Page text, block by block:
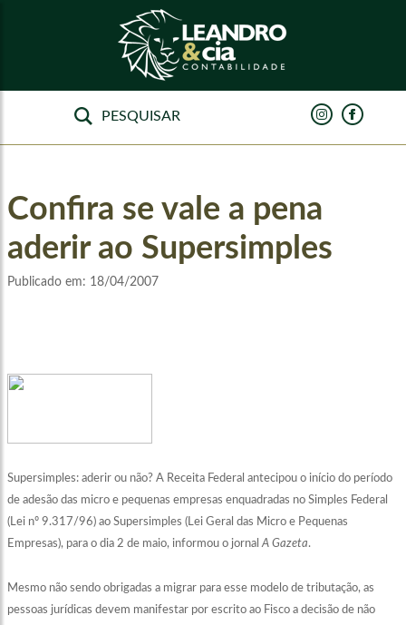
Confira se vale a pena
aderir ao Supersimples
Publicado em: 18/04/2007
Supersimples: aderir ou não? A Receita Federal antecipou o início do período
de adesão das micro e pequenas empresas enquadradas no Simples Federal
(Lei nº 9.317/96) ao Supersimples (Lei Geral das Micro e Pequenas
Empresas), para o dia 2 de maio, informou o jornalA Gazeta.
Mesmo não sendo obrigadas a migrar para esse modelo de tributação, as
pessoas jurídicas devem manifestar por escrito ao Fisco a decisão de não